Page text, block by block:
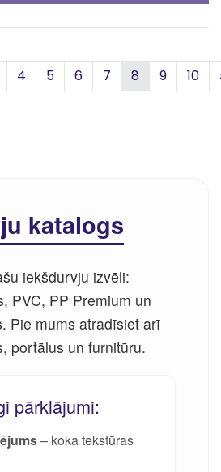
4 5 6 7 8 9 10
katalogs
iekšdurvju izvēli:
PVC, PP Premium un
Pie mums atradīsiet arī
portālus un furnitūru.
pārklājumi:
– koka tekstūras